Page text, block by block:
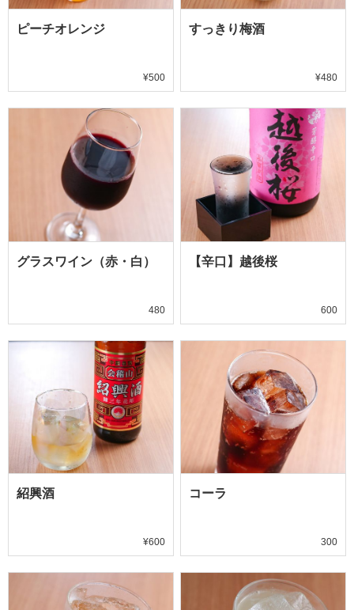
ピーチオレンジ
¥500
すっきり梅酒
¥480
グラスワイン（赤・白）
480
【辛口】越後桜
600
紹興酒
¥600
コーラ
300